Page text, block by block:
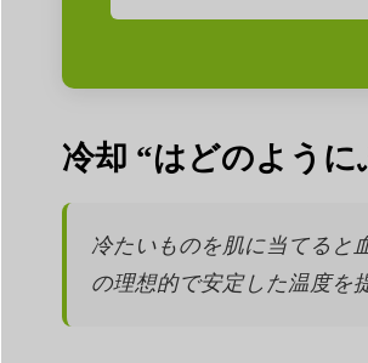
冷却 “はどのよう
冷たいものを肌に当てると
の理想的で安定した温度を